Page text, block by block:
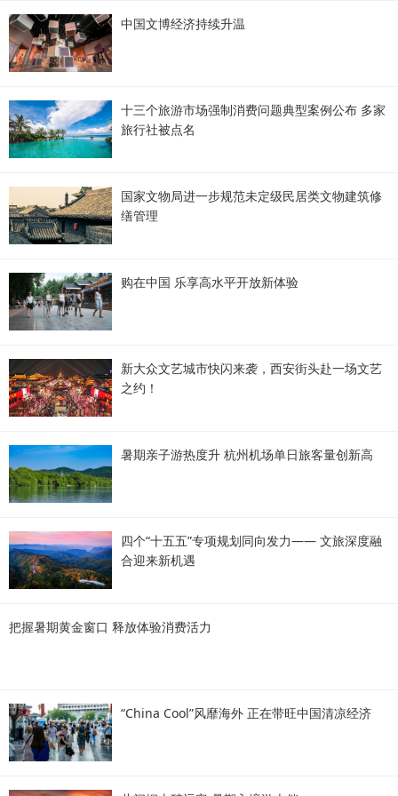
中国文博经济持续升温
十三个旅游市场强制消费问题典型案例公布 多家
旅行社被点名
国家文物局进一步规范未定级民居类文物建筑修
缮管理
购在中国 乐享高水平开放新体验
新大众文艺城市快闪来袭，西安街头赴一场文艺
之约！
暑期亲子游热度升 杭州机场单日旅客量创新高
四个“十五五”专项规划同向发力—— 文旅深度融
合迎来新机遇
把握暑期黄金窗口 释放体验消费活力
“China Cool”风靡海外 正在带旺中国清凉经济